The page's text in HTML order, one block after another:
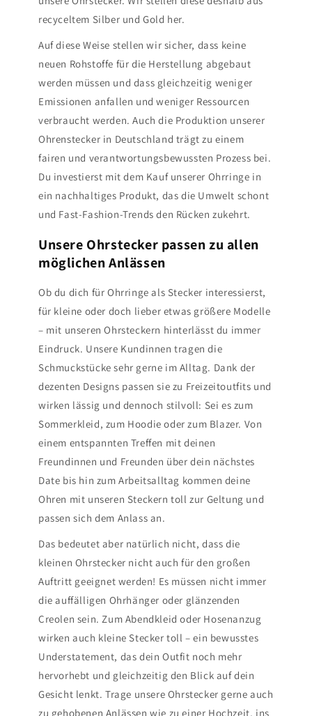
recyceltem Silber und Gold her.
Auf diese Weise stellen wir sicher, dass keine
neuen Rohstoffe für die Herstellung abgebaut
werden müssen und dass gleichzeitig weniger
Emissionen anfallen und weniger Ressourcen
verbraucht werden. Auch die Produktion unserer
Ohrenstecker in Deutschland trägt zu einem
fairen und verantwortungsbewussten Prozess bei.
Du investierst mit dem Kauf unserer Ohrringe in
ein nachhaltiges Produkt, das die Umwelt schont
und Fast-Fashion-Trends den Rücken zukehrt.
Unsere Ohrstecker passen zu allen
möglichen Anlässen
Ob du dich für Ohrringe als Stecker interessierst,
für kleine oder doch lieber etwas größere Modelle
– mit unseren Ohrsteckern hinterlässt du immer
Eindruck. Unsere Kundinnen tragen die
Schmuckstücke sehr gerne im Alltag. Dank der
dezenten Designs passen sie zu Freizeitoutfits und
wirken lässig und dennoch stilvoll: Sei es zum
Sommerkleid, zum Hoodie oder zum Blazer. Von
einem entspannten Treffen mit deinen
Freundinnen und Freunden über dein nächstes
Date bis hin zum Arbeitsalltag kommen deine
Ohren mit unseren Steckern toll zur Geltung und
passen sich dem Anlass an.
Das bedeutet aber natürlich nicht, dass die
kleinen Ohrstecker nicht auch für den großen
Auftritt geeignet werden! Es müssen nicht immer
die auffälligen Ohrhänger oder glänzenden
Creolen sein. Zum Abendkleid oder Hosenanzug
wirken auch kleine Stecker toll – ein bewusstes
Understatement, das dein Outfit noch mehr
hervorhebt und gleichzeitig den Blick auf dein
Gesicht lenkt. Trage unsere Ohrstecker gerne auch
zu gehobenen Anlässen wie zu einer Hochzeit, ins